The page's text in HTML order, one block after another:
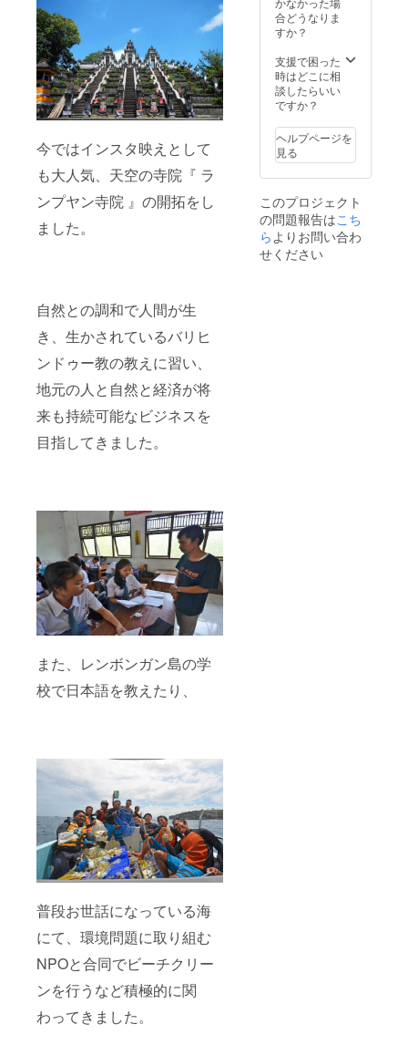
今ではインスタ映えとして
も大人気、天空の寺院『 ラ
ンプヤン寺院 』の開拓をし
ました。
自然との調和で人間が生
き、生かされているバリヒ
ンドゥー教の教えに習い、
地元の人と自然と経済が将
来も持続可能なビジネスを
目指してきました。
また、レンボンガン島の学
校で日本語を教えたり、
普段お世話になっている海
にて、環境問題に取り組む
NPOと合同でビーチクリー
ンを行うなど積極的に関
わってきました。
バリ島
から心
てサン
クスレ
ターを
送らせ
だきま
す。
合どうなりま
すか？
支援で困った
時はどこに相
談したらいい
ですか？
ヘルプページを
見る
このプロジェクト
の問題報告はこち
らよりお問い合わ
せください